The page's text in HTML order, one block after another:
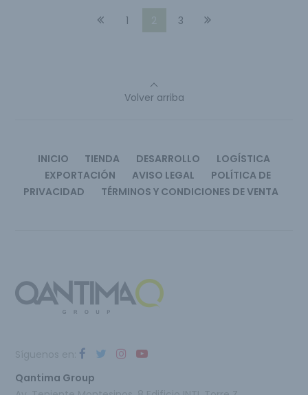
1 2 3
Volver arriba
INICIO TIENDA DESARROLLO
LOGÍSTICA
EXPORTACIÓN
AVISO LEGAL
POLÍTICA DE
PRIVACIDAD
TÉRMINOS Y CONDICIONES DE VENTA
Qantima Group